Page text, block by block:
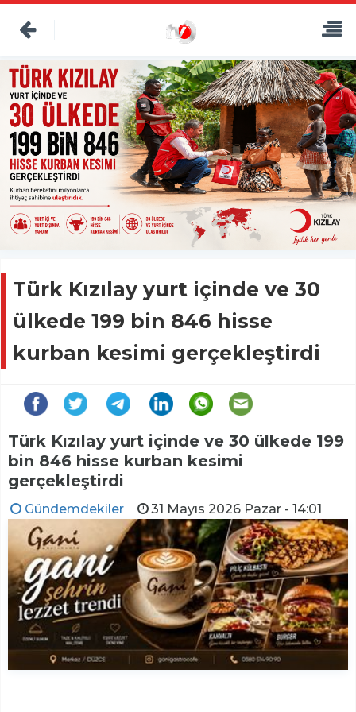
Türk Kızılay yurt içinde ve 30
ülkede 199 bin 846 hisse
kurban kesimi gerçekleştirdi
Türk Kızılay yurt içinde ve 30 ülkede 199
bin 846 hisse kurban kesimi
gerçekleştirdi
Gündemdekiler 31 Mayıs 2026 Pazar - 14:01